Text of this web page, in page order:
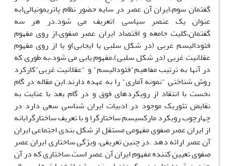
گفتمان سوم،ایران آن عصر در سایه حضور نظام پاتریمونیالی(به
عنوان یک عنصر سیاسی )تعریف می شود.در هر سه
گفتمان،کلیت جامعه و اقتصاد ایران عصر صفوی،از روی مفهوم
فئودالیسم غربی (در شکل سلبی یا ایجابی)و یا از روی مفهوم
عقلانیت غربی (در شکل سلبی)،مفهوم یابی می شود،به طوری که
در آنها به ترتیب مفاهیم"فئودالیسم" و "عقلانیت غربی"کارکرد
روش شناختی "نمونه آماری" را به عهده دارند.این مقاله در گام
نخست با انتقاد از رویکردهای فوق و در گام بعد با عنایت به
نقایض تئوریک موجود در ادبیات ایران شناسی سعی دارد در
چهارچوب رویکرد مارکسیسم ساختارگرا و با تعریف ساختارگرایانه
از ایران عصر صفوی مفهومی مستقل از شکل بندی اجتماعی ایران
آن عصر ارائه دهد .در چنین تعریفی، ویژگی ساختاری ایران عصر
صفوی تعیین کننده مفهوم ایران آن عصر است.ساختاری که در آن